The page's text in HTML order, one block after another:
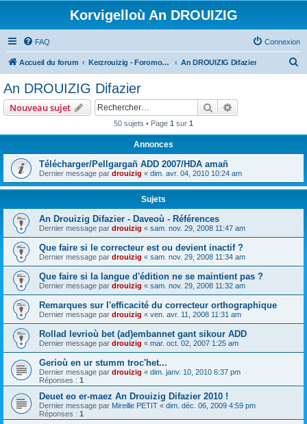
Korvigelloù An DROUIZIG
FAQ Connexion
Accueil du forum Kerzrouizig - Foromoù An Drouizig An DROUIZIG Difazier
e
r
An DROUIZIG Difazier
Nouveau sujet Rechercher
50 sujets • Page 1 sur 1
Annonces
Télécharger/Pellgargañ ADD 2007/HDA amañ
Dernier message par drouizig « dim. avr. 04, 2010 10:24 am
Sujets
An Drouizig Difazier - Daveoù - Références
Dernier message par drouizig « sam. nov. 29, 2008 11:47 am
Que faire si le correcteur est ou devient inactif ?
Dernier message par drouizig « sam. nov. 29, 2008 11:34 am
Que faire si la langue d'édition ne se maintient pas ?
Dernier message par drouizig « sam. nov. 29, 2008 11:32 am
Remarques sur l'efficacité du correcteur orthographique
Dernier message par drouizig « ven. avr. 11, 2008 11:31 am
Rollad levrioù bet (ad)embannet gant sikour ADD
Dernier message par drouizig « mar. oct. 02, 2007 1:25 am
Gerioù en ur stumm troc'het...
Dernier message par drouizig « dim. janv. 10, 2010 6:37 pm
Réponses : 1
Deuet eo er-maez An Drouizig Difazier 2010 !
Dernier message par Mireille PETIT « dim. déc. 06, 2009 4:59 pm
Réponses : 1